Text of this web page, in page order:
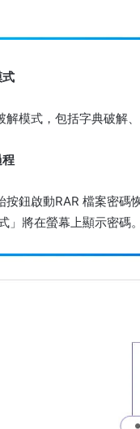
解模式，包括字典破解
按鈕啟動RAR 檔案密碼
」將在螢幕上顯示密